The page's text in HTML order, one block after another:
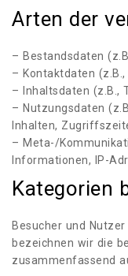
Arten der
– Bestandsdaten
– Kontaktdaten
– Inhaltsdaten (z.B.,
– Nutzungsdaten
Inhalten,
– Meta-/
Informationen, IP-
Kategorien
Besucher und
bezeichnen wir die
zusammenfassend